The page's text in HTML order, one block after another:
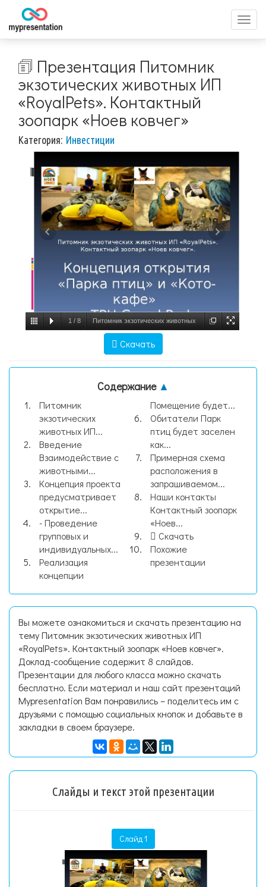
меню
🗊 Презентация Питомник
экзотических животных ИП
«RoyalPets». Контактный
зоопарк «Ноев ковчег»
Категория: Инвестиции
1 / 8 Питомник экзотических животных
«Ноев ковчег», слайд №1
Скачать
Содержание ▲
Питомник
экзотических
животных ИП...
Введение
Взаимодействие с
животными...
Концепция проекта
предусматривает
открытие...
- Проведение
групповых и
индивидуальных...
Реализация
концепции
Помещение будет...
Обитатели Парк
птиц будет заселен
как...
Примерная схема
расположения в
запрашиваемом...
Наши контакты
Контактный зоопарк
«Ноев...
Скачать
Похожие
презентации
Вы можете ознакомиться и скачать презентацию на
тему Питомник экзотических животных ИП
«RoyalPets». Контактный зоопарк «Ноев ковчег».
Доклад-сообщение содержит 8 слайдов.
Презентации для любого класса можно скачать
бесплатно. Если материал и наш сайт презентаций
Mypresentation Вам понравились – поделитесь им с
друзьями с помощью социальных кнопок и добавьте в
закладки в своем браузере.
Слайды и текст этой презентации
Слайд 1